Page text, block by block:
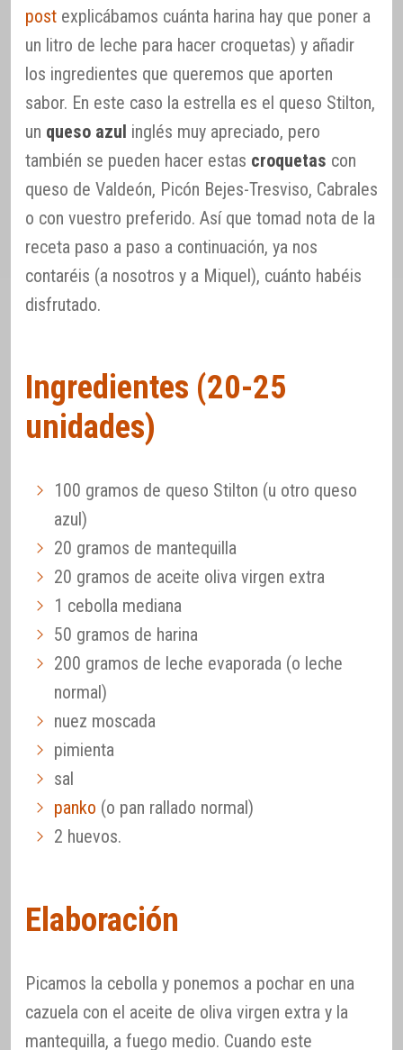
post explicábamos cuánta harina hay que poner a
un litro de leche para hacer croquetas) y añadir
los ingredientes que queremos que aporten
sabor. En este caso la estrella es el queso Stilton,
un queso azul inglés muy apreciado, pero
también se pueden hacer estas croquetas con
queso de Valdeón, Picón Bejes-Tresviso, Cabrales
o con vuestro preferido. Así que tomad nota de la
receta paso a paso a continuación, ya nos
contaréis (a nosotros y a Miquel), cuánto habéis
disfrutado.
Ingredientes (20-25
unidades)
100 gramos de queso Stilton (u otro queso
azul)
20 gramos de mantequilla
20 gramos de aceite oliva virgen extra
1 cebolla mediana
50 gramos de harina
200 gramos de leche evaporada (o leche
normal)
nuez moscada
pimienta
sal
panko (o pan rallado normal)
2 huevos.
Elaboración
Picamos la cebolla y ponemos a pochar en una
cazuela con el aceite de oliva virgen extra y la
mantequilla, a fuego medio. Cuando este